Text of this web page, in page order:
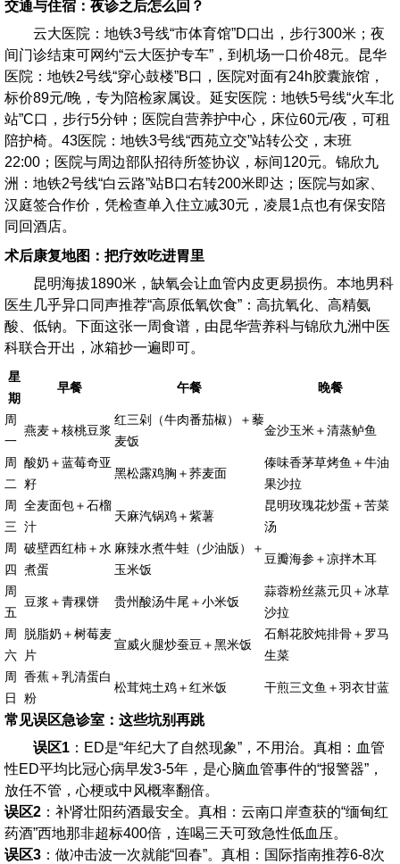
交通与住宿：夜诊之后怎么回？
云大医院：地铁3号线“市体育馆”D口出，步行300米；夜
间门诊结束可网约“云大医护专车”，到机场一口价48元。昆华
医院：地铁2号线“穿心鼓楼”B口，医院对面有24h胶囊旅馆，
标价89元/晚，专为陪检家属设。延安医院：地铁5号线“火车北
站”C口，步行5分钟；医院自营养护中心，床位60元/夜，可租
陪护椅。43医院：地铁3号线“西苑立交”站转公交，末班
22:00；医院与周边部队招待所签协议，标间120元。锦欣九
洲：地铁2号线“白云路”站B口右转200米即达；医院与如家、
汉庭签合作价，凭检查单入住立减30元，凌晨1点也有保安陪
同回酒店。
术后康复地图：把疗效吃进胃里
昆明海拔1890米，缺氧会让血管内皮更易损伤。本地男科
医生几乎异口同声推荐“高原低氧饮食”：高抗氧化、高精氨
酸、低钠。下面这张一周食谱，由昆华营养科与锦欣九洲中医
科联合开出，冰箱抄一遍即可。
星
期
早餐 午餐 晚餐
周
一
燕麦＋核桃豆浆
红三剁（牛肉番茄椒）＋藜
麦饭
金沙玉米＋清蒸鲈鱼
周
二
酸奶＋蓝莓奇亚
籽
黑松露鸡胸＋荞麦面
傣味香茅草烤鱼＋牛油
果沙拉
周
三
全麦面包＋石榴
汁
天麻汽锅鸡＋紫薯
昆明玫瑰花炒蛋＋苦菜
汤
周
四
破壁西红柿＋水
煮蛋
麻辣水煮牛蛙（少油版）＋
玉米饭
豆瓣海参＋凉拌木耳
周
五
豆浆＋青稞饼 贵州酸汤牛尾＋小米饭
蒜蓉粉丝蒸元贝＋冰草
沙拉
周
六
脱脂奶＋树莓麦
片
宣威火腿炒蚕豆＋黑米饭
石斛花胶炖排骨＋罗马
生菜
周
日
香蕉＋乳清蛋白
粉
松茸炖土鸡＋红米饭 干煎三文鱼＋羽衣甘蓝
常见误区急诊室：这些坑别再跳
误区1 ：ED是“年纪大了自然现象”，不用治。真相：血管
性ED平均比冠心病早发3-5年，是心脑血管事件的“报警器”，
放任不管，心梗或中风概率翻倍。
误区2 ：补肾壮阳药酒最安全。真相：云南口岸查获的“缅甸红
药酒”西地那非超标400倍，连喝三天可致急性低血压。
误区3 ：做冲击波一次就能“回春”。真相：国际指南推荐6-8次